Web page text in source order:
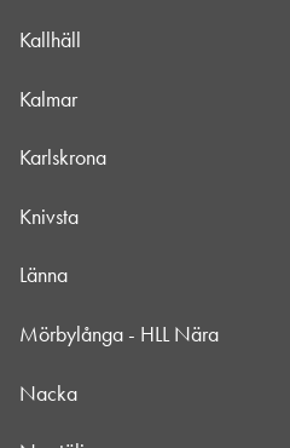
Kallhäll
Kalmar
Karlskrona
Knivsta
Länna
Mörbylånga - HLL Nära
Nacka